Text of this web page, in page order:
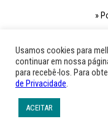
Usamos cookies para
continuar em nossa
para recebê-los. Para
de Privacidade.
ACEITAR